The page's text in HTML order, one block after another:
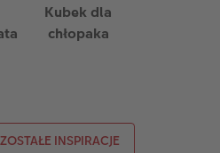
Kubek dla
chłopaka
INSPIRACJE